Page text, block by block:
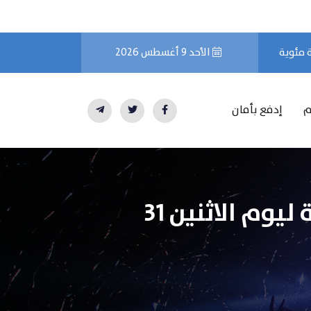
الأحد 9 أغسطس 2026
إدفع بأمان
تحركات سوق السلع والعملات خلال التداولات الصباحية ليوم الاثنين 31